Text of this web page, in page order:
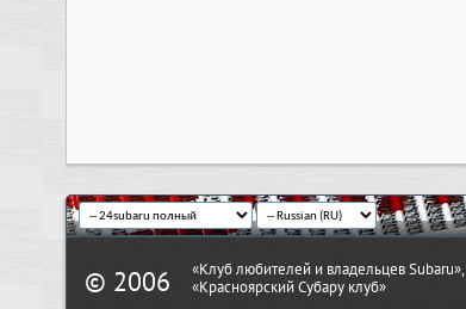
© 2006
«Клуб любителей и владельцев Subaru»,
«Красноярский Субару клуб»